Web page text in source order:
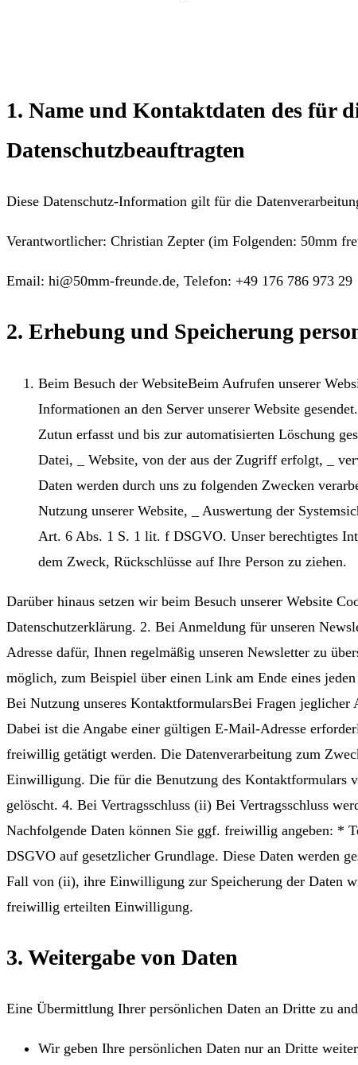
1. Name und Kontaktdaten des für
Datenschutzbeauftragten
Diese Datenschutz-Information gilt für die
Verantwortlicher: Christian Zepter (im Folgenden: 50mm
Email: hi@50mm-freunde.de, Telefon: +49 176 786 973 29
2. Erhebung und Speicherung
Beim Besuch der WebsiteBeim Aufrufen unserer
Informationen an den Server unserer Website
Zutun erfasst und bis zur automatisierten Löschung
Datei, _ Website, von der aus der Zugriff erfolgt, _
Daten werden durch uns zu folgenden Zwecken
Nutzung unserer Website, _ Auswertung der
Art. 6 Abs. 1 S. 1 lit. f DSGVO. Unser berechtigtes
dem Zweck, Rückschlüsse auf Ihre Person zu ziehen.
Darüber hinaus setzen wir beim Besuch unserer Website
Datenschutzerklärung. 2. Bei Anmeldung für unseren
Adresse dafür, Ihnen regelmäßig unseren Newsletter zu
möglich, zum Beispiel über einen Link am Ende eines
Bei Nutzung unseres KontaktformularsBei Fragen
Dabei ist die Angabe einer gültigen E-Mail-Adresse
freiwillig getätigt werden. Die Datenverarbeitung zum
Einwilligung. Die für die Benutzung des Kontaktformulars
gelöscht. 4. Bei Vertragsschluss (ii) Bei Vertragsschluss
Nachfolgende Daten können Sie ggf. freiwillig angeben: *
DSGVO auf gesetzlicher Grundlage. Diese Daten werden
Fall von (ii), ihre Einwilligung zur Speicherung der Daten
freiwillig erteilten Einwilligung.
3. Weitergabe von Daten
Eine Übermittlung Ihrer persönlichen Daten an Dritte zu
Wir geben Ihre persönlichen Daten nur an Dritte